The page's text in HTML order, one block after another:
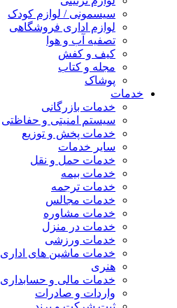
سیسمونی / لوازم کودک
لوازم اداری فروشگاهی
تصفیه آب و هوا
کیف و کفش
مجله و کتاب
پوشاک
خدمات
خدمات بازرگانی
سیستم امنیتی و حفاظتی
خدمات پخش و توزیع
سایر خدمات
خدمات حمل و نقل
خدمات بیمه
خدمات ترجمه
خدمات مجالس
خدمات مشاوره
خدمات در منزل
خدمات ورزشی
خدمات ماشین های اداری
هنری
خدمات مالی و حسابداری
واردات و صادرات